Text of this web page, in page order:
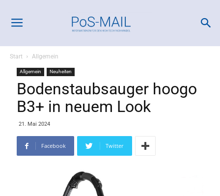
Start Allgemein
Allgemein Neuheiten
Bodenstaubsauger hoogo
B3+ in neuem Look
21. Mai 2024
Facebook Twitter